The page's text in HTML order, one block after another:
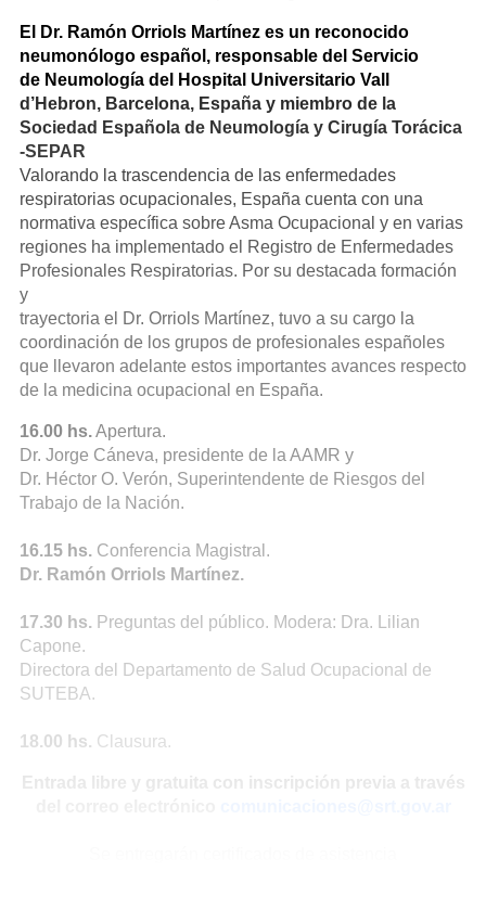
El Dr. Ramón Orriols Martínez es un reconocido
neumonólogo español, responsable del Servicio
de Neumología del Hospital Universitario Vall
d’Hebron, Barcelona, España y miembro de la
Sociedad Española de Neumología y Cirugía Torácica
-SEPAR
Valorando la trascendencia de las enfermedades
respiratorias ocupacionales, España cuenta con una
normativa específica sobre Asma Ocupacional y en varias
regiones ha implementado el Registro de Enfermedades
Profesionales Respiratorias. Por su destacada formación
y
trayectoria el Dr. Orriols Martínez, tuvo a su cargo la
coordinación de los grupos de profesionales españoles
que llevaron adelante estos importantes avances respecto
de la medicina ocupacional en España.
16.00 hs.Apertura.
Dr. Jorge Cáneva, presidente de la AAMR y
Dr. Héctor O. Verón, Superintendente de Riesgos del
Trabajo de la Nación.
16.15 hs. Conferencia Magistral.
Dr. Ramón Orriols Martínez.
17.30 hs. Preguntas del público. Modera: Dra. Lilian
Capone.
Directora del Departamento de Salud Ocupacional de
SUTEBA.
18.00 hs. Clausura.
Entrada libre y gratuita con inscripción previa a través